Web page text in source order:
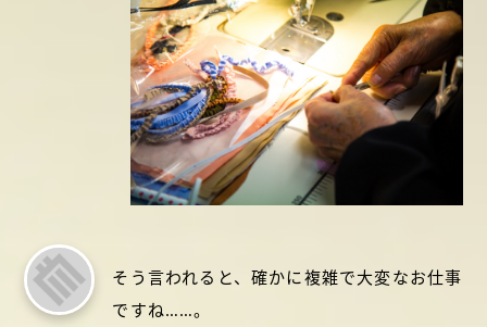
そう言われると、確かに複雑で大変なお仕事
ですね……。